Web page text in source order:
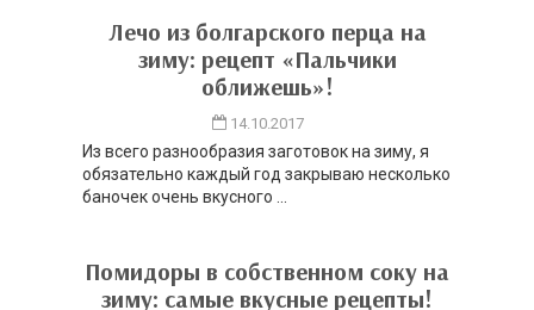
Лечо из болгарского перца на
зиму: рецепт «Пальчики
оближешь»!
14.10.2017
Из всего разнообразия заготовок на зиму, я
обязательно каждый год закрываю несколько
баночек очень вкусного ...
Помидоры в собственном соку на
зиму: самые вкусные рецепты!